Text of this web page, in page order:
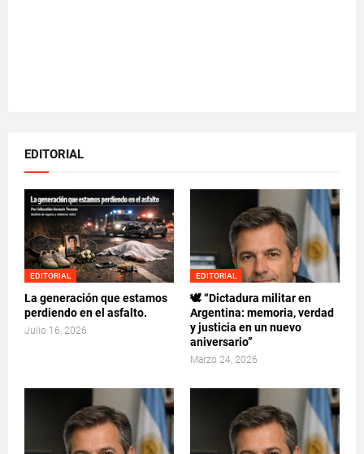
EDITORIAL
EDITORIAL
La generación que estamos
perdiendo en el asfalto.
Julio 16, 2026
EDITORIAL
🕊️ “Dictadura militar en
Argentina: memoria, verdad
y justicia en un nuevo
aniversario”
Marzo 24, 2026